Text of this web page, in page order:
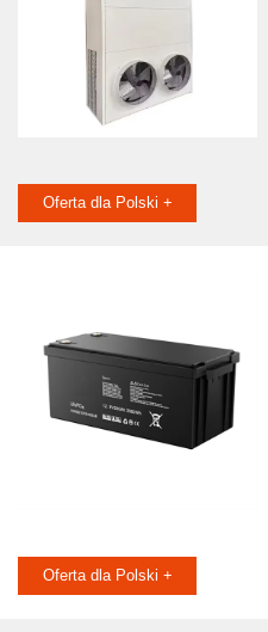
Oferta dla Polski +
Oferta dla Polski +